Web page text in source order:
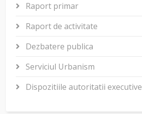
Raport primar
Raport de activitate
Dezbatere publica
Serviciul Urbanism
Dispozitiile autoritatii executive